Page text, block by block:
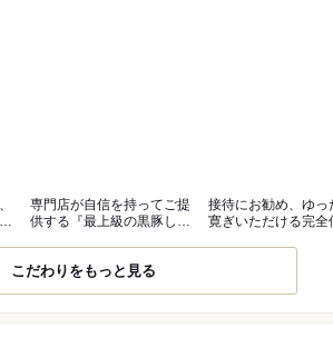
専門店が自信を持ってご提
供する『最上級の黒豚しゃ
接待にお勧め、ゆっ
寛ぎいただける完全
こだわりをもっと見る